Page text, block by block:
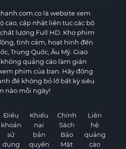
là website xem
cao, cập nhật liên tục các bộ
lượng Full HD. Kho phim
tình cảm, hoạt hình đến
Trung Quốc, Âu Mỹ. Giao
quảng cáo làm gián
phim của bạn. Hãy đồng
để không bỏ lỡ bất kỳ siêu
nào mỗi ngày!
Điều
khoản
sử
dụng
Khiếu
nại
bản
quyền
Chính
Sách
Bảo
Mật
Liên
hệ
quảng
cáo